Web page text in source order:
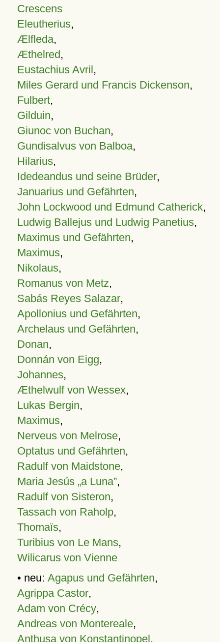
Crescens
Eleutherius,
Ælfleda,
Æthelred,
Eustachius Avril,
Miles Gerard und Francis Dickenson,
Fulbert,
Gilduin,
Giunoc von Buchan,
Gundisalvus von Balboa,
Hilarius,
Idedeandus und seine Brüder,
Januarius und Gefährten,
John Lockwood und Edmund Catherick,
Ludwig Ballejus und Ludwig Panetius,
Maximus und Gefährten,
Maximus,
Nikolaus,
Romanus von Metz,
Sabás Reyes Salazar,
Apollonius und Gefährten,
Archelaus und Gefährten,
Donan,
Donnán von Eigg,
Johannes,
Æthelwulf von Wessex,
Lukas Bergin,
Maximus,
Nerveus von Melrose,
Optatus und Gefährten,
Radulf von Maidstone,
Maria Jesús „a Luna”,
Radulf von Sisteron,
Tassach von Raholp,
Thomaïs,
Turibius von Le Mans,
Wilicarus von Vienne
• neu: Agapus und Gefährten,
Agrippa Castor,
Adam von Crécy,
Andreas von Montereale,
Anthusa von Konstantinopel,